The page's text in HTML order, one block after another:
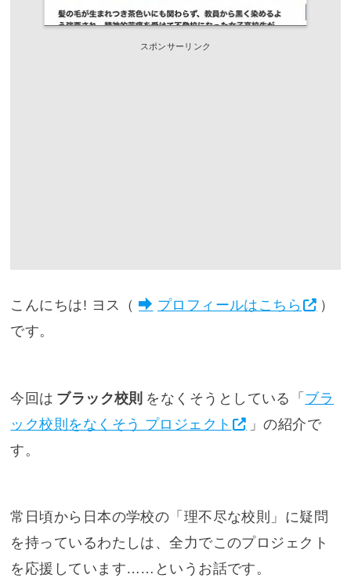
スポンサーリンク
こんにちは! ヨス（ プロフィールはこちら
）
です。
今回は ブラック校則 をなくそうとしている「 ブラ
ック校則をなくそう プロジェクト
」の紹介で
す。
常日頃から日本の学校の「理不尽な校則」に疑問
を持っているわたしは、全力でこのプロジェクト
を応援しています……というお話です。